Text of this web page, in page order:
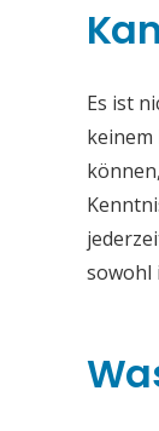
Es ist
sowohl